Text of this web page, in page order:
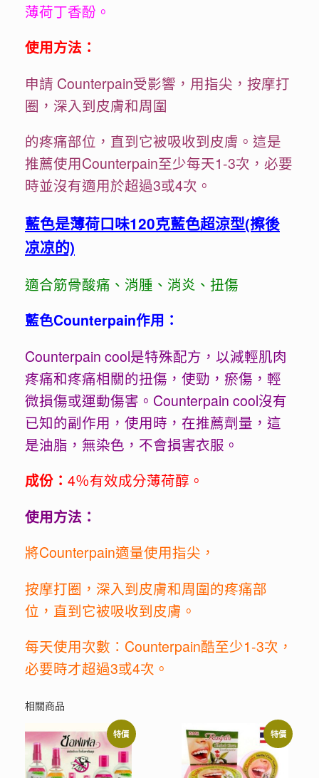
薄荷丁香酚。
使用方法：
申請 Counterpain受影響，用指尖，按摩打
圈，深入到皮膚和周圍
的疼痛部位，直到它被吸收到皮膚。這是
推薦使用Counterpain至少每天1-3次，必要
時並沒有適用於超過3或4次。
藍色是薄荷口味120克藍色超涼型(擦後
凉凉的)
適合筋骨酸痛、消腫、消炎、扭傷
藍色Counterpain作用：
Counterpain cool是特殊配方，以減輕肌肉
疼痛和疼痛相關的扭傷，使勁，瘀傷，輕
微損傷或運動傷害。Counterpain cool沒有
已知的副作用，使用時，在推薦劑量，這
是油脂，無染色，不會損害衣服。
成份： 4％有效成分薄荷醇。
使用方法：
將Counterpain適量使用指尖，
按摩打圈，深入到皮膚和周圍的疼痛部
位，直到它被吸收到皮膚。
每天使用次數：Counterpain酷至少1-3次，
必要時才超過3或4次。
相關商品
特價 特價